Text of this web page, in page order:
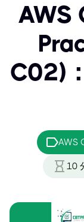
AWS
C02)
AWS
10